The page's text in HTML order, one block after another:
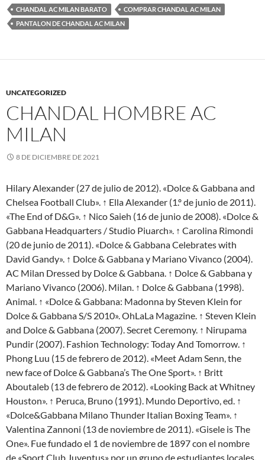
CHANDAL AC MILAN BARATO
COMPRAR CHANDAL AC MILAN
PANTALON DE CHANDAL AC MILAN
UNCATEGORIZED
CHANDAL HOMBRE AC
MILAN
8 DE DICIEMBRE DE 2021
Hilary Alexander (27 de julio de 2012). «Dolce & Gabbana and
Chelsea Football Club». ↑ Ella Alexander (1.º de junio de 2011).
«The End of D&G». ↑ Nico Saieh (16 de junio de 2008). «Dolce &
Gabbana Headquarters / Studio Piuarch». ↑ Carolina Rimondi
(20 de junio de 2011). «Dolce & Gabbana Celebrates with
David Gandy». ↑ Dolce & Gabbana y Mariano Vivanco (2004).
AC Milan Dressed by Dolce & Gabbana. ↑ Dolce & Gabbana y
Mariano Vivanco (2006). Milan. ↑ Dolce & Gabbana (1998).
Animal. ↑ «Dolce & Gabbana: Madonna by Steven Klein for
Dolce & Gabbana S/S 2010». OhLaLa Magazine. ↑ Steven Klein
and Dolce & Gabbana (2007). Secret Ceremony. ↑ Nirupama
Pundir (2007). Fashion Technology: Today And Tomorrow. ↑
Phong Luu (15 de febrero de 2012). «Meet Adam Senn, the
new face of Dolce & Gabbana’s The One Sport». ↑ Britt
Aboutaleb (13 de febrero de 2012). «Looking Back at Whitney
Houston». ↑ Peruca, Bruno (1991). Mundo Deportivo, ed. ↑
«Dolce&Gabbana Milano Thunder Italian Boxing Team». ↑
Valentina Zannoni (13 de noviembre de 2011). «Gisele is The
One». Fue fundado el 1 de noviembre de 1897 con el nombre
de «Sport Club Juventus» por un grupo de estudiantes locales.